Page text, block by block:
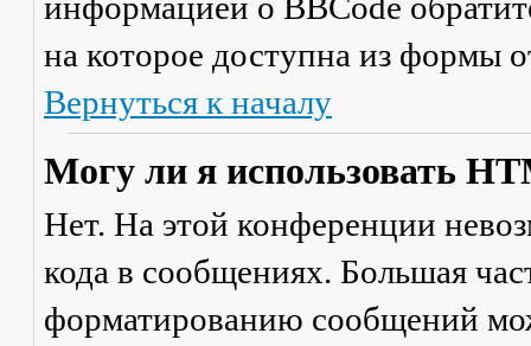
на которое доступна из формы
Вернуться к началу
Могу ли я использовать
Нет. На этой конференции
кода в сообщениях. Большая
форматированию сообщений